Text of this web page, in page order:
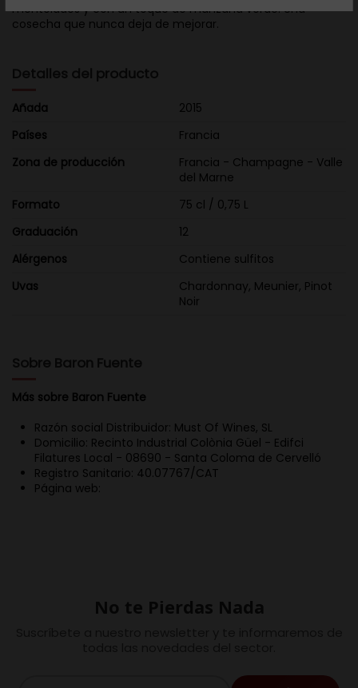
mentolados y con un toque de manzana verde. Una
cosecha que nunca deja de mejorar.
Detalles del producto
Añada
2015
Países
Francia
Zona de producción
Francia - Champagne - Valle
del Marne
Formato
75 cl / 0,75 L
Graduación
12
Alérgenos
Contiene sulfitos
Uvas
Chardonnay, Meunier, Pinot
Noir
Sobre Baron Fuente
Más sobre Baron Fuente
Razón social Distribuidor: Must Of Wines, SL
Domicilio: Recinto Industrial Colònia Güel - Edifci
Filatures Local - 08690 - Santa Coloma de Cervelló
Registro Sanitario: 40.07767/CAT
Página web:
No te Pierdas Nada